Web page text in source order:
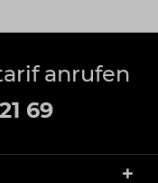
anrufen
69